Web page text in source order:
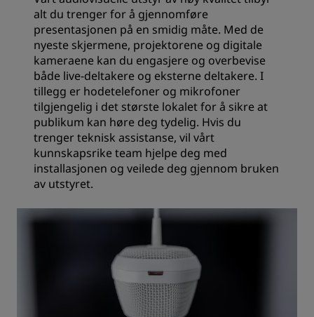
alt du trenger for å gjennomføre
presentasjonen på en smidig måte. Med de
nyeste skjermene, projektorene og digitale
kameraene kan du engasjere og overbevise
både live-deltakere og eksterne deltakere. I
tillegg er hodetelefoner og mikrofoner
tilgjengelig i det største lokalet for å sikre at
publikum kan høre deg tydelig. Hvis du
trenger teknisk assistanse, vil vårt
kunnskapsrike team hjelpe deg med
installasjonen og veilede deg gjennom bruken
av utstyret.